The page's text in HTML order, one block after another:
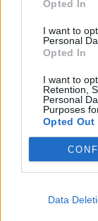
Opted In
I want to
Personal
Opted In
I want to
Retention,
Personal
Purposes
Opted Out
Data